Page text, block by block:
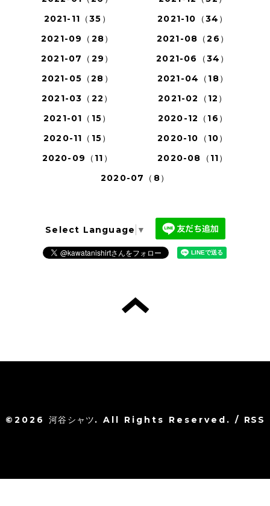
2021-11（35）
2021-10（34）
2021-09（28）
2021-08（26）
2021-07（29）
2021-06（34）
2021-05（28）
2021-04（18）
2021-03（22）
2021-02（12）
2021-01（15）
2020-12（16）
2020-11（15）
2020-10（10）
2020-09（11）
2020-08（11）
2020-07（8）
Select Language ▼
©2026河谷シャツ. All Rights Reserved. / RSS